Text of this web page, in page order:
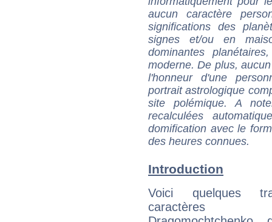
aucun caractère
significations des
signes et/ou en
dominantes
moderne. De plus,
l'honneur d'une
portrait astrologique
site polémique. A
recalculées
domification avec le
des heures connues.
Introduction
Voici quelques
caractères